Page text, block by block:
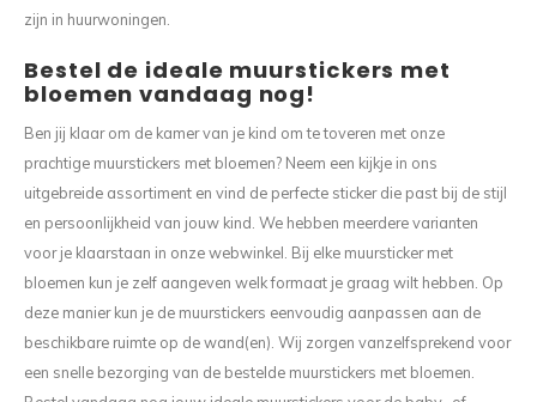
zijn in huurwoningen.
Bestel de ideale muurstickers met
bloemen vandaag nog!
Ben jij klaar om de kamer van je kind om te toveren met onze
prachtige muurstickers met bloemen? Neem een kijkje in ons
uitgebreide assortiment en vind de perfecte sticker die past bij de stijl
en persoonlijkheid van jouw kind. We hebben meerdere varianten
voor je klaarstaan in onze webwinkel. Bij elke muursticker met
bloemen kun je zelf aangeven welk formaat je graag wilt hebben. Op
deze manier kun je de muurstickers eenvoudig aanpassen aan de
beschikbare ruimte op de wand(en). Wij zorgen vanzelfsprekend voor
een snelle bezorging van de bestelde muurstickers met bloemen.